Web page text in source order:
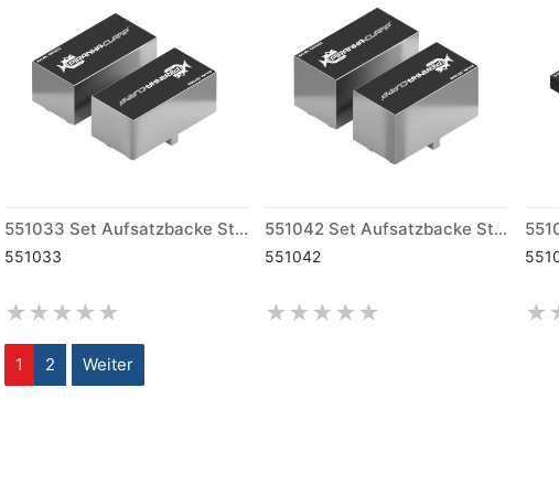
551033 Set Aufsatzbacke Stahl weich M (170)
551033
551042 Set Aufsatzbacke Stahl weich L (170)
551042
1 2 Weiter